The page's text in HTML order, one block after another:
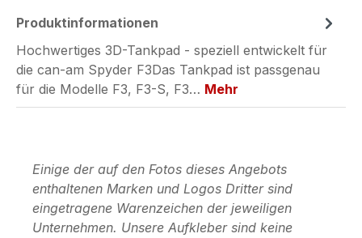
Produktinformationen
Hochwertiges 3D-Tankpad - speziell entwickelt für
die can-am Spyder F3Das Tankpad ist passgenau
für die Modelle F3, F3-S, F3… Mehr
Einige der auf den Fotos dieses Angebots
enthaltenen Marken und Logos Dritter sind
eingetragene Warenzeichen der jeweiligen
Unternehmen. Unsere Aufkleber sind keine